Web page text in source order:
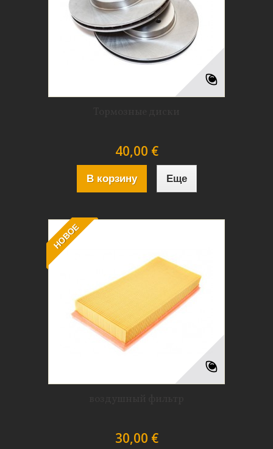
40,00 €
В корзину Еще
НОВОЕ
30,00 €